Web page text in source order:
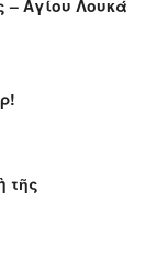
– Αγίου Λουκά
τῆς